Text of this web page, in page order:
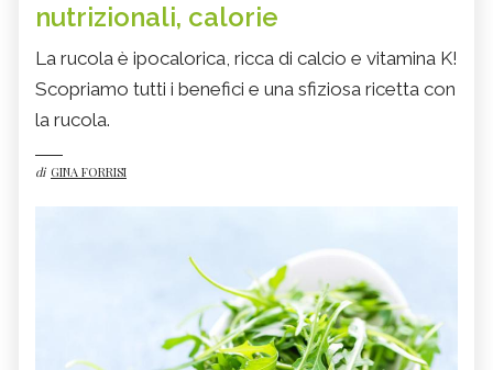
nutrizionali, calorie
La rucola è ipocalorica, ricca di calcio e vitamina K!
Scopriamo tutti i benefici e una sfiziosa ricetta con
la rucola.
di GINA FORRISI